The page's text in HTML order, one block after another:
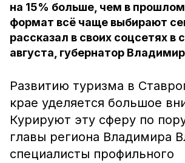
на 15% больше, чем в прошлом
формат всё чаще выбирают
рассказал в своих соцсетях в
августа, губернатор
Развитию туризма в
крае уделяется большое
Курируют эту сферу по
главы региона Владимира
специалисты профильного